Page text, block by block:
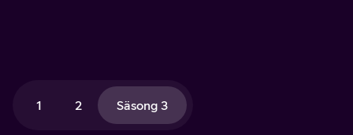
1 2 Säsong 3